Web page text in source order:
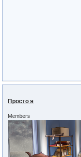
Просто я
Members